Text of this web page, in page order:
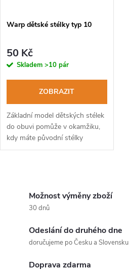
p
r
o
d
u
s
p
r
d
u
Warp dětské stélky typ 10
50 Kč
Skladem >10 pár
ZOBRAZIT
Základní model dětských stélek
do obuvi pomůže v okamžiku,
kdy máte původní stélky
zničené a potřebujete je
Možnost výměny zboží
30 dnů
Odeslání do druhého dne
doručujeme po Česku a Slovensku
Doprava zdarma